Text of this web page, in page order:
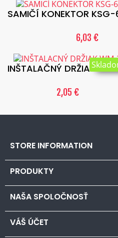
SAMIČÍ KONEKTOR
6,03 €
INŠTALAČNÝ DRŽIAK
2,05 €
STORE INFORMATION
PRODUKTY
NAŠA SPOLOČNOSŤ
VÁŠ ÚČET